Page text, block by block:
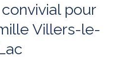
pour
Villers-le-